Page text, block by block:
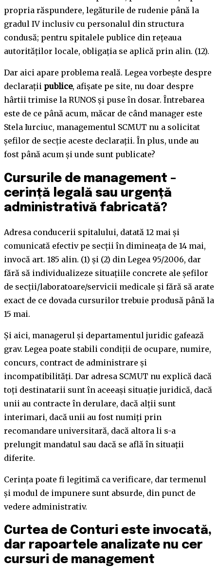
propria răspundere, legăturile de rudenie până la
gradul IV inclusiv cu personalul din structura
condusă; pentru spitalele publice din rețeaua
autorităților locale, obligația se aplică prin alin. (12).
Dar aici apare problema reală. Legea vorbește despre
declarații publice, afișate pe site, nu doar despre
hârtii trimise la RUNOS și puse în dosar. Întrebarea
este de ce până acum, măcar de când manager este
Stela Iurciuc, managementul SCMUT nu a solicitat
șefilor de secție aceste declarații. În plus, unde au
fost până acum și unde sunt publicate?
Cursurile de management –
cerință legală sau urgență
administrativă fabricată?
Adresa conducerii spitalului, datată 12 mai și
comunicată efectiv pe secții în dimineața de 14 mai,
invocă art. 185 alin. (1) și (2) din Legea 95/2006, dar
fără să individualizeze situațiile concrete ale șefilor
de secții/laboratoare/servicii medicale și fără să arate
exact de ce dovada cursurilor trebuie produsă până la
15 mai.
Și aici, managerul și departamentul juridic gafează
grav. Legea poate stabili condiții de ocupare, numire,
concurs, contract de administrare și
incompatibilități. Dar adresa SCMUT nu explică dacă
toți destinatarii sunt în aceeași situație juridică, dacă
unii au contracte în derulare, dacă alții sunt
interimari, dacă unii au fost numiți prin
recomandare universitară, dacă altora li s-a
prelungit mandatul sau dacă se află în situații
diferite.
Cerința poate fi legitimă ca verificare, dar termenul
și modul de impunere sunt absurde, din punct de
vedere administrativ.
Curtea de Conturi este invocată,
dar rapoartele analizate nu cer
cursuri de management